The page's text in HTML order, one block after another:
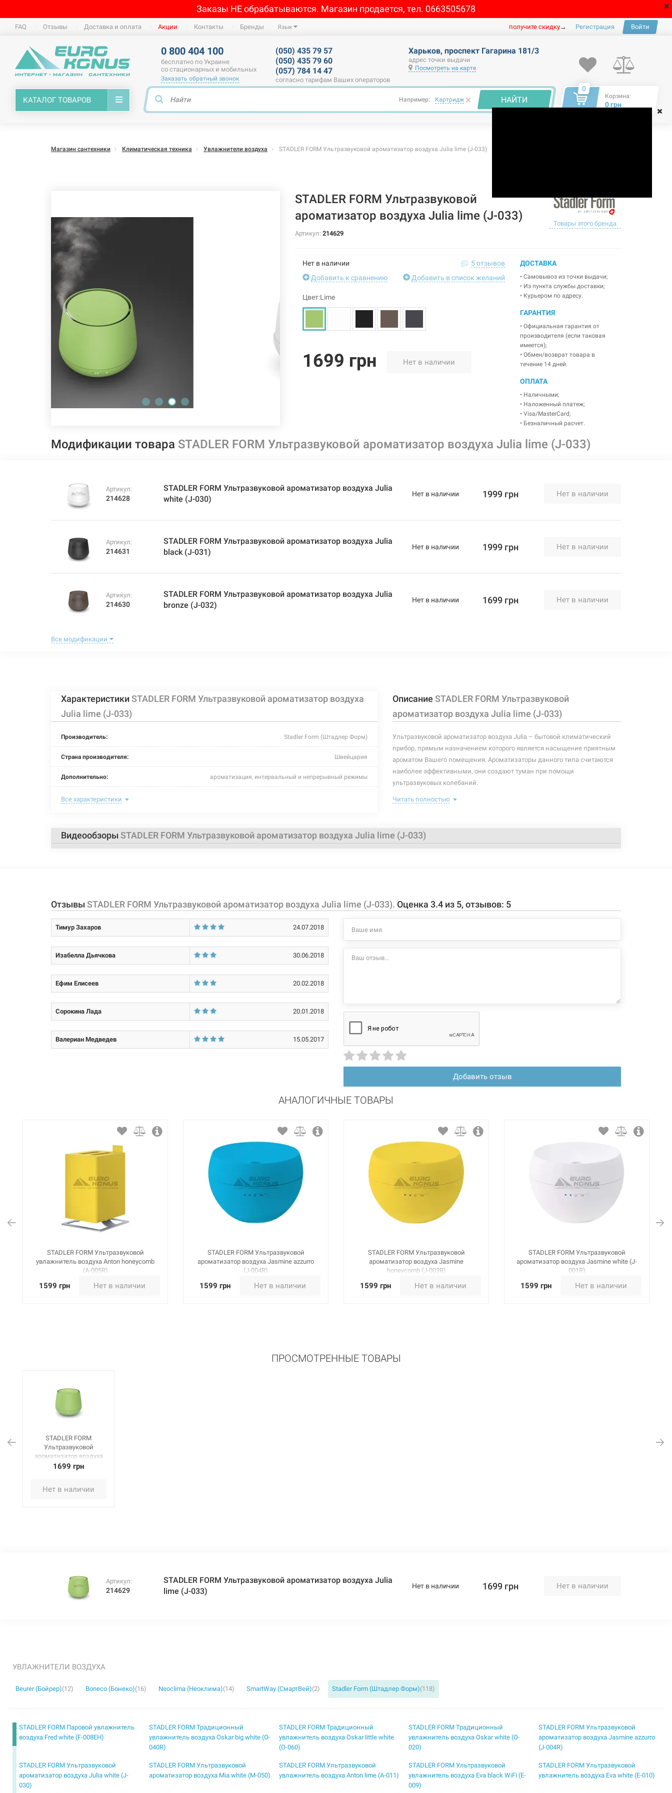
Заказы НЕ обрабатываются. Магазин продается, тел. 0663505678
FAQ Отзывы Доставка и оплата Акции Контакты Бренды Язык получите скидку→ Регистрация Войти
0 800 404 100
бесплатно по Украине
со стационарных и мобильных
Заказать обратный звонок
(050) 435 79 57
(050) 435 79 60
(057) 784 14 47
согласно тарифам Ваших операторов
Харьков, проспект Гагарина 181/3
адрес точки выдачи
Посмотреть на карте
КАТАЛОГ ТОВАРОВ Например: Картридж × НАЙТИ
0
Корзина:
0 грн
Магазин сантехники Климатическая техника Увлажнители воздуха STADLER FORM Ультразвуковой ароматизатор воздуха Julia lime (J-033)
STADLER FORM Ультразвуковой
ароматизатор воздуха Julia lime (J-033)
Товары этого бренда
Артикул: 214629
Нет в наличии
5 отзывов
Добавить к сравнению
Добавить в список желаний
Цвет:Lime
1699 грн Нет в наличии
ДОСТАВКА
• Самовывоз из точки выдачи;
• Из пункта службы доставки;
• Курьером по адресу.
ГАРАНТИЯ
• Официальная гарантия от
производителя (если таковая
имеется);
• Обмен/возврат товара в
течение 14 дней.
ОПЛАТА
• Наличными;
• Наложенный платеж;
• Visa/MasterCard;
• Безналичный расчет.
Модификации товара STADLER FORM Ультразвуковой ароматизатор воздуха Julia lime (J-033)
Артикул:
214628
STADLER FORM Ультразвуковой ароматизатор воздуха Julia
white (J-030)
Нет в наличии 1999 грн Нет в наличии
Артикул:
214631
STADLER FORM Ультразвуковой ароматизатор воздуха Julia
black (J-031)
Нет в наличии 1999 грн Нет в наличии
Артикул:
214630
STADLER FORM Ультразвуковой ароматизатор воздуха Julia
bronze (J-032)
Нет в наличии 1699 грн Нет в наличии
Все модификации
ХарактеристикиSTADLER FORM Ультразвуковой ароматизатор воздуха
Julia lime (J-033)
Производитель: Stadler Form (Штадлер Форм)
Страна производителя: Швейцария
Дополнительно: ароматизация, интервальный и непрерывный режимы
Цвет:
Уровень шума: до 26 дБ
Мощность:
Материал корпуса:
Тип устройства: ароматизатор
Все характеристики
Описание STADLER FORM Ультразвуковой
ароматизатор воздуха Julia lime (J-033)
Ультразвуковой ароматизатор воздуха Julia – бытовой климатический
прибор, прямым назначением которого является насыщение приятным
ароматом Вашего помещения. Ароматизаторы данного типа считаются
наиболее эффективными, они создают туман при помощи
ультразвуковых колебаний.
Ароматизатор Julia работает в 2 режимах: непрерывный (до 18 часов) и
выходящего пара.
Читать полностью
Видеообзоры STADLER FORM Ультразвуковой ароматизатор воздуха Julia lime (J-033)
Отзывы STADLER FORM Ультразвуковой ароматизатор воздуха Julia lime (J-033). Оценка 3.4 из 5, отзывов: 5
Тимур Захаров 24.07.2018
Изабелла Дьячкова 30.06.2018
Ефим Елисеев 20.02.2018
Сорокина Лада 20.01.2018
Валериан Медведев 15.05.2017
Добавить отзыв
АНАЛОГИЧНЫЕ ТОВАРЫ
STADLER FORM Ультразвуковой
увлажнитель воздуха Anton honeycomb
(A-005R)
1599 грн Нет в наличии
STADLER FORM Ультразвуковой
ароматизатор воздуха Jasmine azzurro
(J-004R)
1599 грн Нет в наличии
STADLER FORM Ультразвуковой
ароматизатор воздуха Jasmine
honeycomb (J-003R)
1599 грн Нет в наличии
STADLER FORM Ультразвуковой
ароматизатор воздуха Jasmine white (J-
001R)
1599 грн Нет в наличии
ПРОСМОТРЕННЫЕ ТОВАРЫ
STADLER FORM
Ультразвуковой
ароматизатор воздуха
Julia lime (J-033)
1699 грн
Нет в наличии
Артикул:
214629
STADLER FORM Ультразвуковой ароматизатор воздуха Julia
lime (J-033)
Нет в наличии 1699 грн Нет в наличии
УВЛАЖНИТЕЛИ ВОЗДУХА
Beurer (Бойрер)(12) Boneco (Бонеко)(16) Neoclima (Неоклима)(14) SmartWay (СмартВей)(2) Stadler Form (Штадлер Форм)(118)
STADLER FORM Паровой увлажнитель
воздуха Fred white (F-008EH)
STADLER FORM Традиционный
увлажнитель воздуха Oskar big white (O-
040R)
STADLER FORM Традиционный
увлажнитель воздуха Oskar little white
(O-060)
STADLER FORM Традиционный
увлажнитель воздуха Oskar white (O-
020)
STADLER FORM Ультразвуковой
ароматизатор воздуха Jasmine azzurro
(J-004R)
STADLER FORM Ультразвуковой
ароматизатор воздуха Julia white (J-
030)
STADLER FORM Ультразвуковой
ароматизатор воздуха Mia white (M-050)
STADLER FORM Ультразвуковой
увлажнитель воздуха Anton lime (A-011)
STADLER FORM Ультразвуковой
увлажнитель воздуха Eva black WiFi (E-
009)
STADLER FORM Ультразвуковой
увлажнитель воздуха Eva white (E-010)